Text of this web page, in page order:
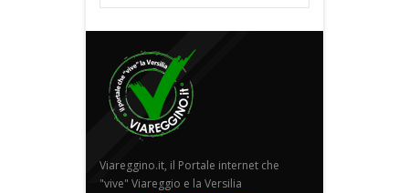
Viareggino.it, il Portale internet che
"vive" Viareggio e la Versilia